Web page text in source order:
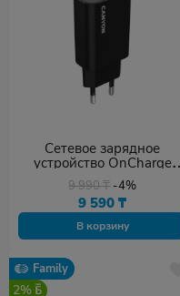
Сетевое зарядное
устройство OnCharge
30CL
9 990₸ -4%
9 590₸
В корзину
Family
2%